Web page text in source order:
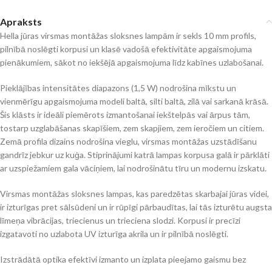
Apraksts
Hella jūras virsmas montāžas sloksnes lampām ir sekls 10 mm profils,
pilnībā noslēgti korpusi un klasē vadošā efektivitāte apgaismojuma
pienākumiem, sākot no iekšējā apgaismojuma līdz kabīnes uzlabošanai.
Pieklājības intensitātes diapazons (1,5 W) nodrošina mīkstu un
vienmērīgu apgaismojuma modeli baltā, silti baltā, zilā vai sarkanā krāsā.
Šis klāsts ir ideāli piemērots izmantošanai iekštelpās vai ārpus tām,
tostarp uzglabāšanas skapīšiem, zem skapjiem, zem ieročiem un citiem.
Zemā profila dizains nodrošina vieglu, virsmas montāžas uzstādīšanu
gandrīz jebkur uz kuģa. Stiprinājumi katrā lampas korpusa galā ir pārklāti
ar uzspiežamiem gala vāciņiem, lai nodrošinātu tīru un modernu izskatu.
Virsmas montāžas sloksnes lampas, kas paredzētas skarbajai jūras videi,
ir izturīgas pret sālsūdeni un ir rūpīgi pārbaudītas, lai tās izturētu augsta
līmeņa vibrācijas, triecienus un trieciena slodzi. Korpusi ir precīzi
izgatavoti no uzlabota UV izturīga akrila un ir pilnībā noslēgti.
Izstrādātā optika efektīvi izmanto un izplata pieejamo gaismu bez